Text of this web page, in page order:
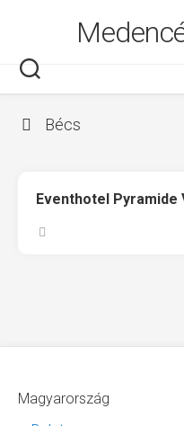
Bécs
Eventhotel Pyramide
Magyarország